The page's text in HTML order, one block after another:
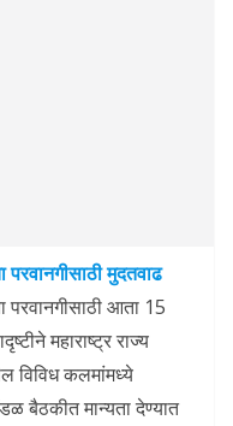
परवानगीसाठी मुदतवाढ
परवानगीसाठी आता 15
महाराष्ट्र राज्य
विविध कलमांमध्ये
बैठकीत मान्यता देण्यात